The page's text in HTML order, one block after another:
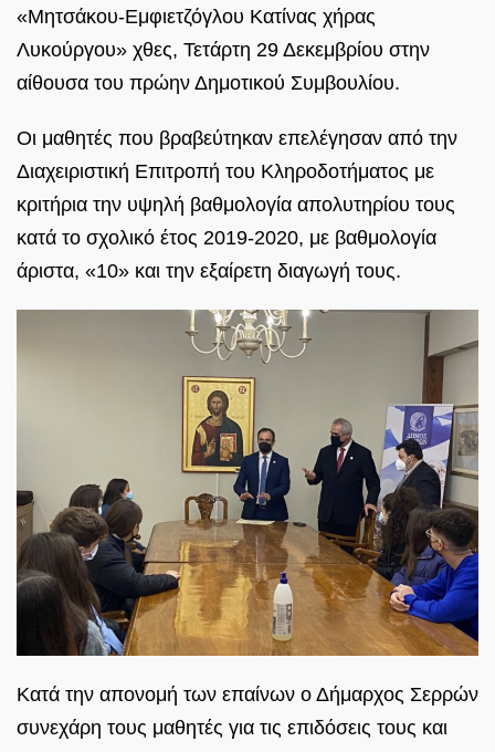
«Μητσάκου-Εμφιετζόγλου Κατίνας χήρας
Λυκούργου» χθες, Τετάρτη 29 Δεκεμβρίου στην
αίθουσα του πρώην Δημοτικού Συμβουλίου.
Οι μαθητές που βραβεύτηκαν επελέγησαν από την
Διαχειριστική Επιτροπή του Κληροδοτήματος με
κριτήρια την υψηλή βαθμολογία απολυτηρίου τους
κατά το σχολικό έτος 2019-2020, με βαθμολογία
άριστα, «10» και την εξαίρετη διαγωγή τους.
Κατά την απονομή των επαίνων ο Δήμαρχος Σερρών
συνεχάρη τους μαθητές για τις επιδόσεις τους και